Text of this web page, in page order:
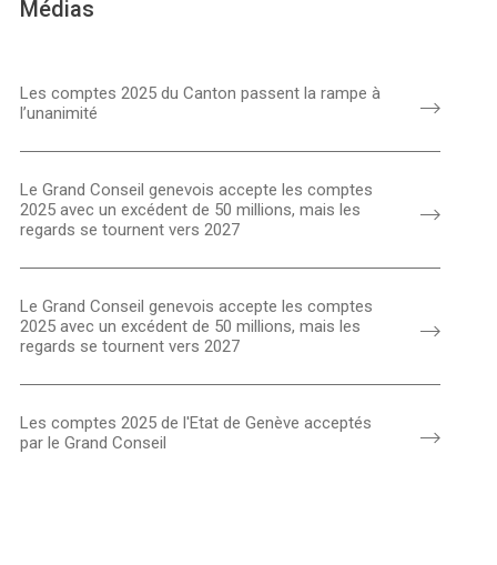
Médias
Les comptes 2025 du Canton passent la rampe à
l’unanimité
Le Grand Conseil genevois accepte les comptes
2025 avec un excédent de 50 millions, mais les
regards se tournent vers 2027
Le Grand Conseil genevois accepte les comptes
2025 avec un excédent de 50 millions, mais les
regards se tournent vers 2027
Les comptes 2025 de l'Etat de Genève acceptés
par le Grand Conseil